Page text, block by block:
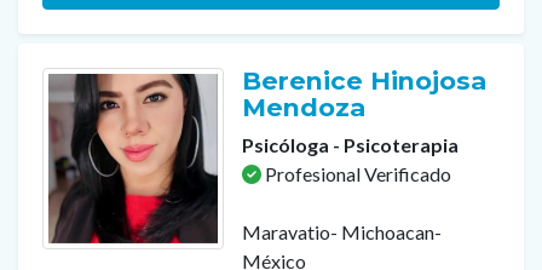
Berenice Hinojosa
Mendoza
Psicóloga - Psicoterapia
Profesional Verificado
Maravatio- Michoacan-
México